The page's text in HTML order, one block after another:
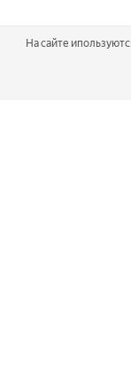
На сайте